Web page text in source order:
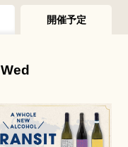
開催予定
Wed